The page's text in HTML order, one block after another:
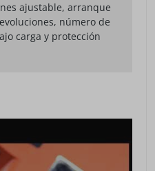
ajustable, arranque
número de
carga y protección